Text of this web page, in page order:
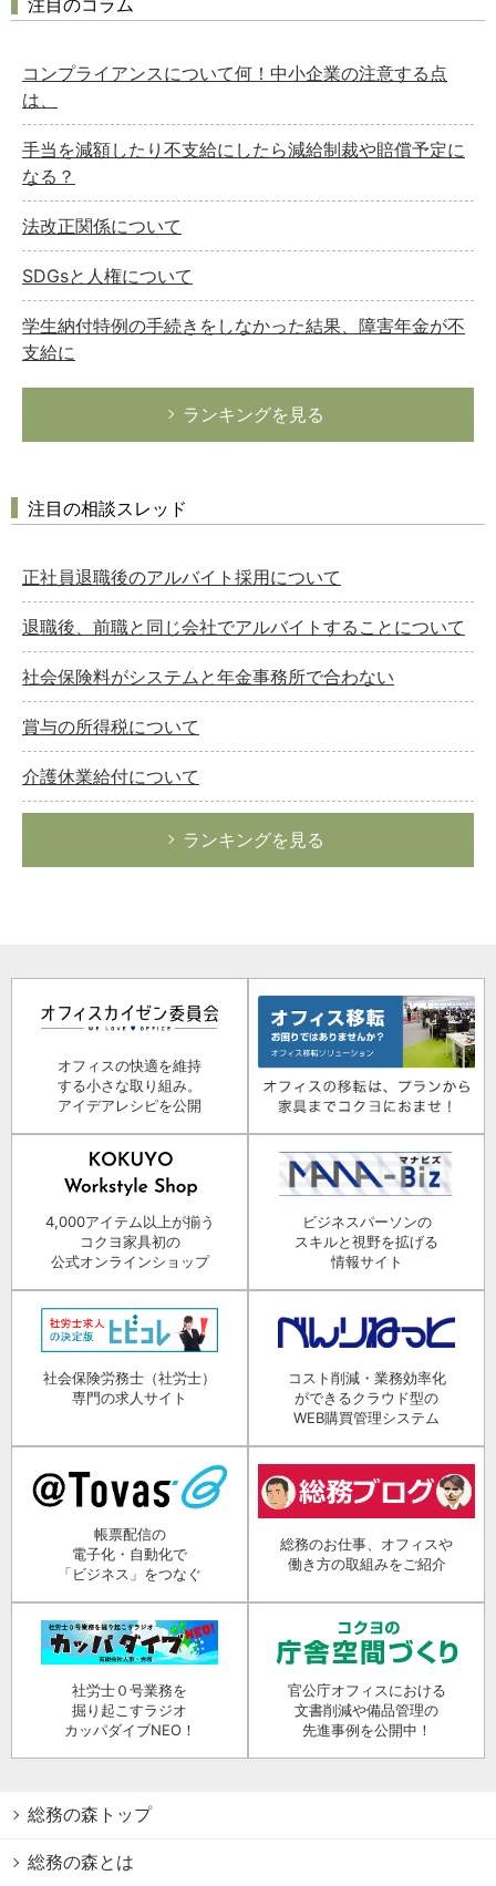
コンプライアンスについて何！中小企業の注意する点
は、
手当を減額したり不支給にしたら減給制裁や賠償予定に
なる？
法改正関係について
SDGsと人権について
学生納付特例の手続きをしなかった結果、障害年金が不
支給に
ランキングを見る
注目の相談スレッド
正社員退職後のアルバイト採用について
退職後、前職と同じ会社でアルバイトすることについて
社会保険料がシステムと年金事務所で合わない
賞与の所得税について
介護休業給付について
ランキングを見る
オフィスの快適を維持
する小さな取り組み。
アイデアレシピを公開
4,000アイテム以上が揃う
コクヨ家具初の
公式オンラインショップ
ビジネスパーソンの
スキルと視野を拡げる
情報サイト
社会保険労務士（社労士）
専門の求人サイト
コスト削減・業務効率化
ができるクラウド型の
WEB購買管理システム
帳票配信の
電子化・自動化で
「ビジネス」をつなぐ
総務のお仕事、オフィスや
働き方の取組みをご紹介
社労士０号業務を
掘り起こすラジオ
カッパダイブNEO！
官公庁オフィスにおける
文書削減や備品管理の
先進事例を公開中！
総務の森トップ
総務の森とは